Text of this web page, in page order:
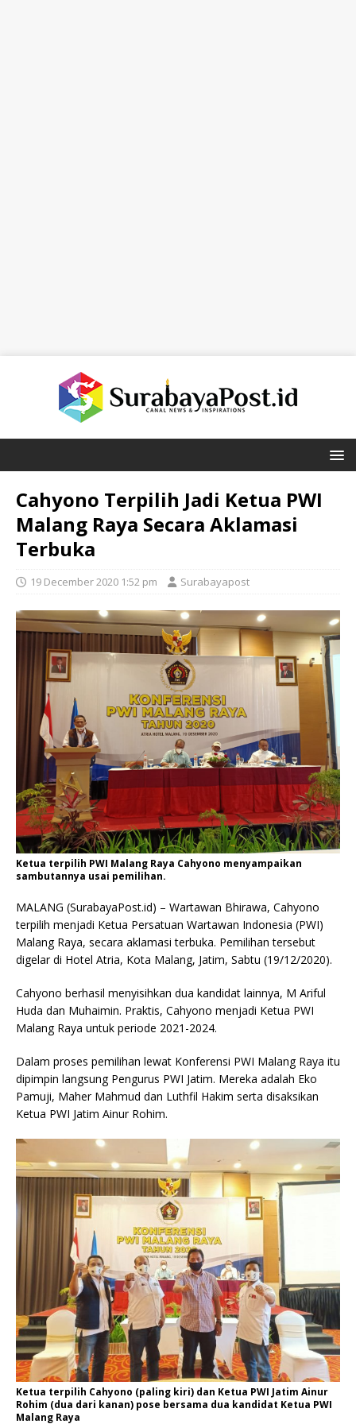
Cahyono Terpilih Jadi Ketua PWI
Malang Raya Secara Aklamasi
Terbuka
19 December 2020 1:52 pm Surabayapost
Ketua terpilih PWI Malang Raya Cahyono menyampaikan
sambutannya usai pemilihan.
MALANG (SurabayaPost.id) – Wartawan Bhirawa, Cahyono
terpilih menjadi Ketua Persatuan Wartawan Indonesia (PWI)
Malang Raya, secara aklamasi terbuka. Pemilihan tersebut
digelar di Hotel Atria, Kota Malang, Jatim, Sabtu (19/12/2020).
Cahyono berhasil menyisihkan dua kandidat lainnya, M Ariful
Huda dan Muhaimin. Praktis, Cahyono menjadi Ketua PWI
Malang Raya untuk periode 2021-2024.
Dalam proses pemilihan lewat Konferensi PWI Malang Raya itu
dipimpin langsung Pengurus PWI Jatim. Mereka adalah Eko
Pamuji, Maher Mahmud dan Luthfil Hakim serta disaksikan
Ketua PWI Jatim Ainur Rohim.
Ketua terpilih Cahyono (paling kiri) dan Ketua PWI Jatim Ainur
Rohim (dua dari kanan) pose bersama dua kandidat Ketua PWI
Malang Raya